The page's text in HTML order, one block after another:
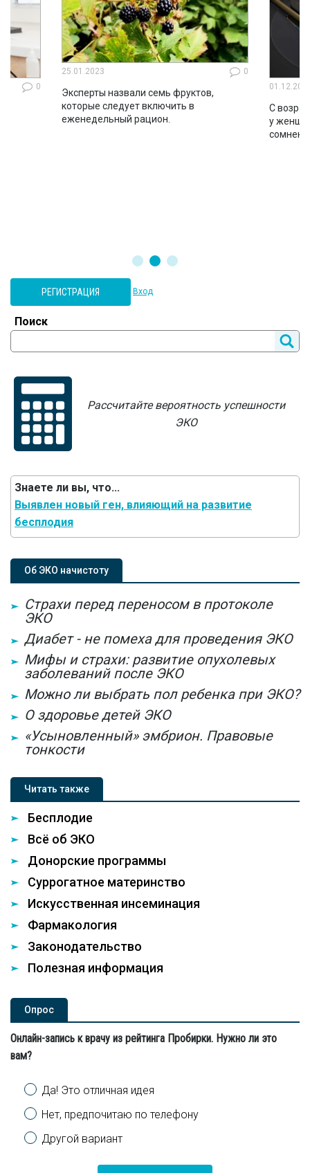
0
25.01.2023 0
Эксперты назвали семь фруктов,
которые следует включить в
еженедельный рацион.
С
у
РЕГИСТРАЦИЯ Вход
Поиск
Рассчитайте вероятность успешности
ЭКО
Знаете ли вы, что...
Выявлен новый ген, влияющий на развитие
бесплодия
Об ЭКО начистоту
Страхи перед переносом в протоколе
ЭКО
Диабет - не помеха для проведения ЭКО
Мифы и страхи: развитие опухолевых
заболеваний после ЭКО
Можно ли выбрать пол ребенка при ЭКО?
О здоровье детей ЭКО
«Усыновленный» эмбрион. Правовые
тонкости
Читать также
Бесплодие
Всё об ЭКО
Донорские программы
Суррогатное материнство
Искусственная инсеминация
Фармакология
Законодательство
Полезная информация
Опроc
Онлайн-запись к врачу из рейтинга Пробирки. Нужно ли это
вам?
Варианты
Да! Это отличная идея
Нет, предпочитаю по телефону
Другой вариант